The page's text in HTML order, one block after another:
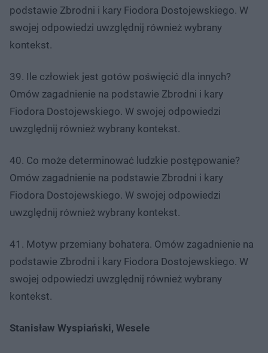
podstawie Zbrodni i kary Fiodora Dostojewskiego. W
swojej odpowiedzi uwzględnij również wybrany
kontekst.
39. Ile człowiek jest gotów poświęcić dla innych?
Omów zagadnienie na podstawie Zbrodni i kary
Fiodora Dostojewskiego. W swojej odpowiedzi
uwzględnij również wybrany kontekst.
40. Co może determinować ludzkie postępowanie?
Omów zagadnienie na podstawie Zbrodni i kary
Fiodora Dostojewskiego. W swojej odpowiedzi
uwzględnij również wybrany kontekst.
41. Motyw przemiany bohatera. Omów zagadnienie na
podstawie Zbrodni i kary Fiodora Dostojewskiego. W
swojej odpowiedzi uwzględnij również wybrany
kontekst.
Stanisław Wyspiański, Wesele